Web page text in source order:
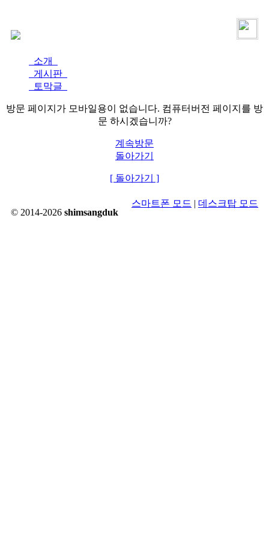
소개
게시판
토막글
방문 페이지가 모바일용이 없습니다. 컴퓨터버전 페이지를 방
문 하시겠습니까?
계속방문
돌아가기
[ 돌아가기 ]
© 2014-2026 shimsangduk
스마트폰 모드 | 데스크탑 모드